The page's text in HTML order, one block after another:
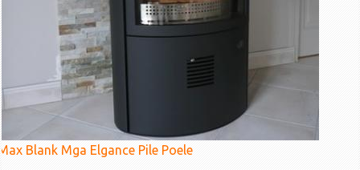
Blank Mga Elgance Pile Poele